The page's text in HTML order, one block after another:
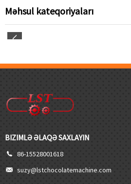
Məhsul kateqoriyaları
BIZIMLƏ ƏLAQƏ SAXLAYIN
86-15528001618
suzy@lstchocolatemachine.com